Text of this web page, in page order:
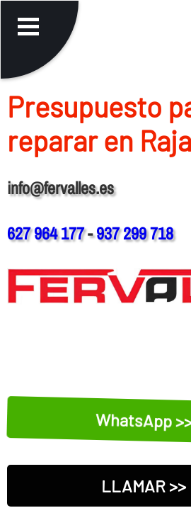
Presupuesto
reparar en
info@fervalles.es
627 964 177-937 299 718
WhatsApp
LLAMAR >>